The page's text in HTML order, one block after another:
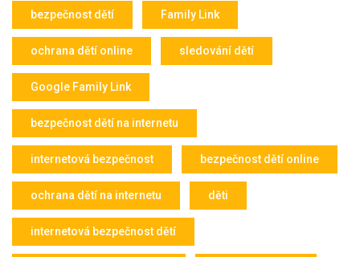
bezpečnost dětí Family Link
ochrana dětí online sledování dětí
Google Family Link
bezpečnost dětí na internetu
internetová bezpečnost bezpečnost dětí online
ochrana dětí na internetu děti
internetová bezpečnost dětí